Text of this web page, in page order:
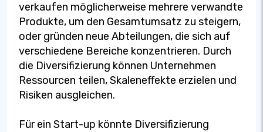
verkaufen möglicherweise mehrere verwandte
Produkte, um den Gesamtumsatz zu steigern,
oder gründen neue Abteilungen, die sich auf
verschiedene Bereiche konzentrieren. Durch
die Diversifizierung können Unternehmen
Ressourcen teilen, Skaleneffekte erzielen und
Risiken ausgleichen.
Für ein Start-up könnte Diversifizierung